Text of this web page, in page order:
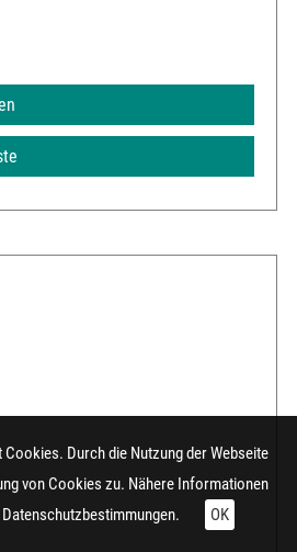
Cookies. Durch die Nutzung der Webseite
von Cookies zu. Nähere Informationen
Datenschutzbestimmungen. OK